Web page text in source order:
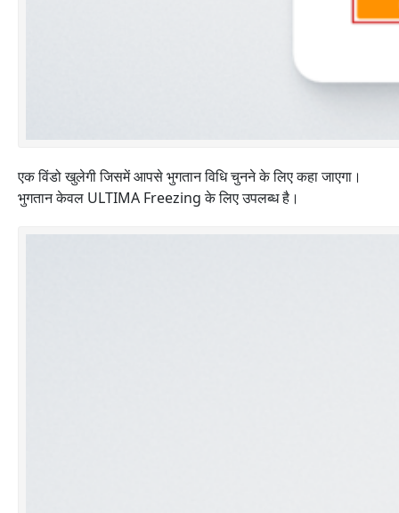
एक विंडो खुलेगी जिसमें आपसे भुगतान विधि चुनने के लिए कहा जाएगा।
भुगतान केवल ULTIMA Freezing के लिए उपलब्ध है।